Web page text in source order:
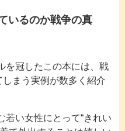
いるのか戦争の真
を冠したこの本には、戦
まう実例が数多く紹介
若い女性にとって“きれい